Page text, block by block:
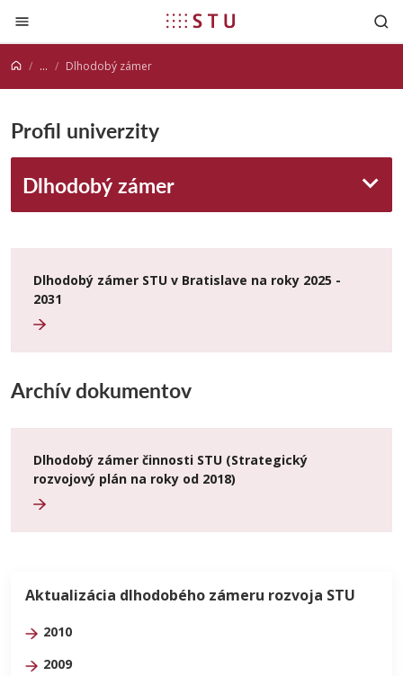
Prejsť na obsah
... Dlhodobý zámer
Profil univerzity
Dlhodobý zámer
Dlhodobý zámer STU v Bratislave na roky 2025 -
2031
Archív dokumentov
Dlhodobý zámer činnosti STU (Strategický
rozvojový plán na roky od 2018)
Aktualizácia dlhodobého zámeru rozvoja STU
2010
2009